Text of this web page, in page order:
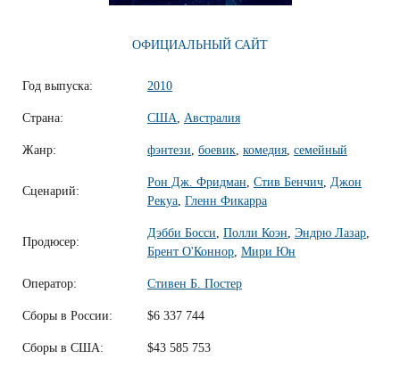
ОФИЦИАЛЬНЫЙ САЙТ
Год выпуска: 2010
Страна: США, Австралия
Жанр: фэнтези, боевик, комедия, семейный
Сценарий:
Рон Дж. Фридман, Стив Бенчич, Джон
Рекуа, Гленн Фикарра
Продюсер:
Дэбби Босси, Полли Коэн, Эндрю Лазар,
Брент О'Коннор, Мири Юн
Оператор: Стивен Б. Постер
Сборы в России: $6 337 744
Сборы в США: $43 585 753